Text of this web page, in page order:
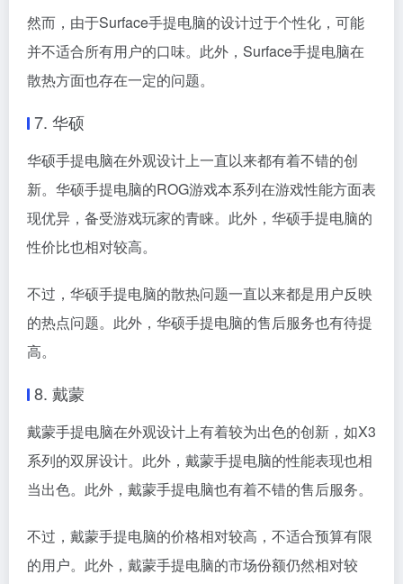
然而，由于Surface手提电脑的设计过于个性化，可能
并不适合所有用户的口味。此外，Surface手提电脑在
散热方面也存在一定的问题。
7. 华硕
华硕手提电脑在外观设计上一直以来都有着不错的创
新。华硕手提电脑的ROG游戏本系列在游戏性能方面表
现优异，备受游戏玩家的青睐。此外，华硕手提电脑的
性价比也相对较高。
不过，华硕手提电脑的散热问题一直以来都是用户反映
的热点问题。此外，华硕手提电脑的售后服务也有待提
高。
8. 戴蒙
戴蒙手提电脑在外观设计上有着较为出色的创新，如X3
系列的双屏设计。此外，戴蒙手提电脑的性能表现也相
当出色。此外，戴蒙手提电脑也有着不错的售后服务。
不过，戴蒙手提电脑的价格相对较高，不适合预算有限
的用户。此外，戴蒙手提电脑的市场份额仍然相对较